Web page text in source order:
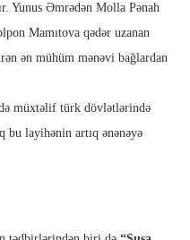
Yunus Əmrədən Molla Pənah
Mamıtova qədər uzanan
ən mühüm mənəvi bağlardan
müxtəlif türk dövlətlərində
layihənin artıq ənənəyə